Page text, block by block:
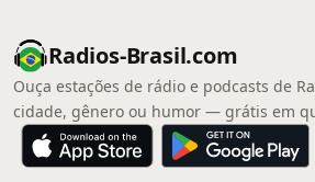
Radios-Brasil.com
Ouça estações de rádio e podcasts de
cidade, gênero ou humor — grátis em